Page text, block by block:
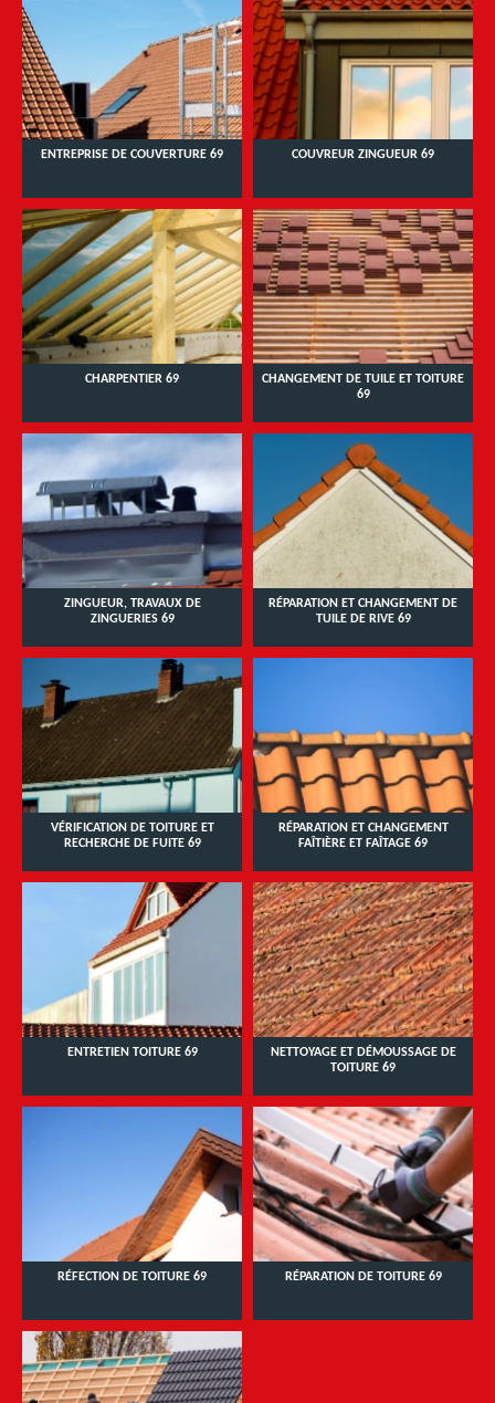
ENTREPRISE DE COUVERTURE 69 COUVREUR ZINGUEUR 69
CHARPENTIER 69
CHANGEMENT DE TUILE ET TOITURE
69
ZINGUEUR, TRAVAUX DE
ZINGUERIES 69
RÉPARATION ET CHANGEMENT DE
TUILE DE RIVE 69
VÉRIFICATION DE TOITURE ET
RECHERCHE DE FUITE 69
RÉPARATION ET CHANGEMENT
FAÎTIÈRE ET FAÎTAGE 69
ENTRETIEN TOITURE 69
NETTOYAGE ET DÉMOUSSAGE DE
TOITURE 69
RÉFECTION DE TOITURE 69 RÉPARATION DE TOITURE 69